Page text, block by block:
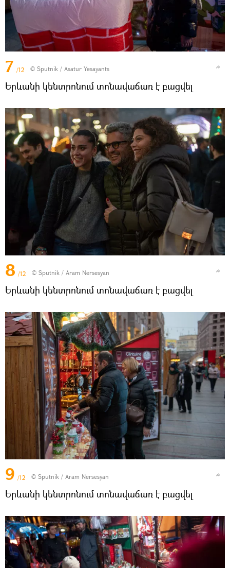
7 /12 © Sputnik / Asatur Yesayants
Երևանի կենտրոնում տոնավաճառ է բացվել
8 /12 © Sputnik / Aram Nersesyan
Երևանի կենտրոնում տոնավաճառ է բացվել
9 /12 © Sputnik / Aram Nersesyan
Երևանի կենտրոնում տոնավաճառ է բացվել